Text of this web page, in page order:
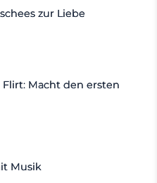
zur Liebe
Macht den ersten
Musik